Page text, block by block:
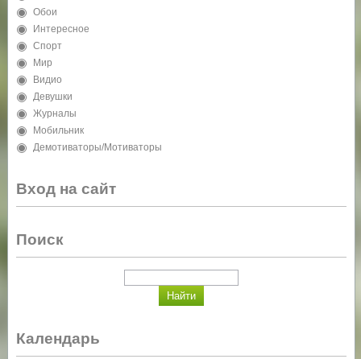
Обои
Интересное
Спорт
Мир
Видио
Девушки
Журналы
Мобильник
Демотиваторы/Мотиваторы
Вход на сайт
Поиск
Календарь